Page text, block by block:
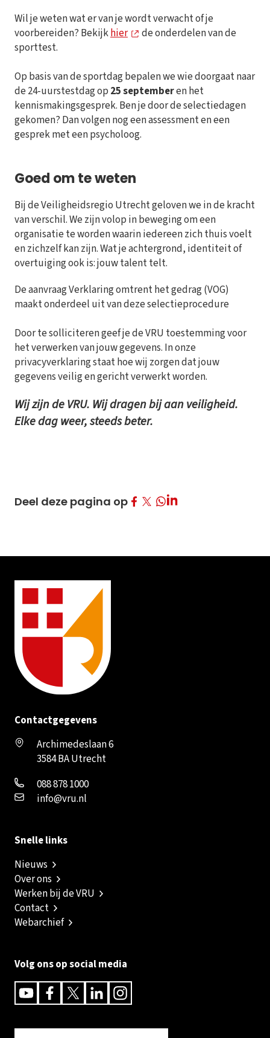
Wil je weten wat er van je wordt verwacht of je
voorbereiden? Bekijkhier
de onderdelen van de
sporttest.
Op basis van de sportdag bepalen we wie doorgaat naar
de 24-uurstestdag op 25 septemberen het
kennismakingsgesprek. Ben je door de selectiedagen
gekomen? Dan volgen nog een assessment en een
gesprek met een psycholoog.
Goed om te weten
Bij de Veiligheidsregio Utrecht geloven we in de kracht
van verschil. We zijn volop in beweging om een
organisatie te worden waarin iedereen zich thuis voelt
en zichzelf kan zijn. Wat je achtergrond, identiteit of
overtuiging ook is: jouw talent telt.
De aanvraag Verklaring omtrent het gedrag (VOG)
maakt onderdeel uit van deze selectieprocedure
Door te solliciteren geef je de VRU toestemming voor
het verwerken van jouw gegevens. In onze
privacyverklaring staat hoe wij zorgen dat jouw
gegevens veilig en gericht verwerkt worden.
Wij zijn de VRU. Wij dragen bij aan veiligheid.
Elke dag weer, steeds beter.
Deel deze pagina opDeel op Facebook
Deel op Twitter
Deel op Whatsapp
Deel op LinkedIn
Contactgegevens
Archimedeslaan 6
3584 BA Utrecht
088 878 1000
info@vru.nl
Snelle links
Nieuws
Over ons
Werken bij de VRU
Contact
Webarchief
Volg ons op social media
YoutubeFacebookTwitterLinkedinInstagram